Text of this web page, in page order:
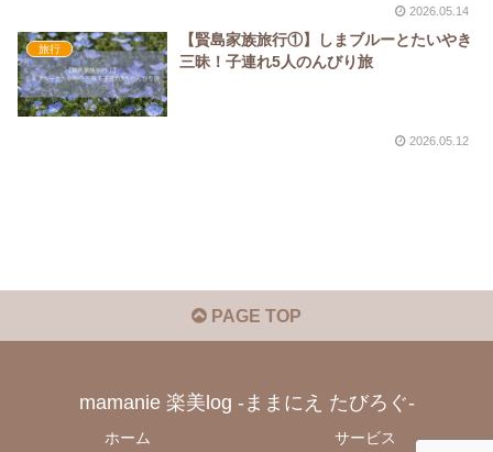
2026.05.14
旅行
【賢島家族旅行①】しまブルーとたいやき
三昧！子連れ5人のんびり旅
2026.05.12
PAGE TOP
mamanie 楽美log -ままにえ たびろぐ-
ホーム サービス